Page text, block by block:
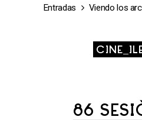
Entradas Viendo los
86